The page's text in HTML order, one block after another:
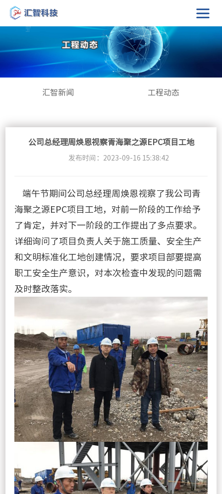
汇智新闻 工程动态
公司总经理周焕恩视察青海聚之源EPC项目工地
发布时间：2023-09-16 15:38:42
端午节期间公司总经理周焕恩视察了我公司青
海聚之源EPC项目工地，对前一阶段的工作给予
了肯定，并对下一阶段的工作提出了多点要求。
详细询问了项目负责人关于施工质量、安全生产
和文明标准化工地创建情况，要求项目部要提高
职工安全生产意识，对本次检查中发现的问题需
及时整改落实。